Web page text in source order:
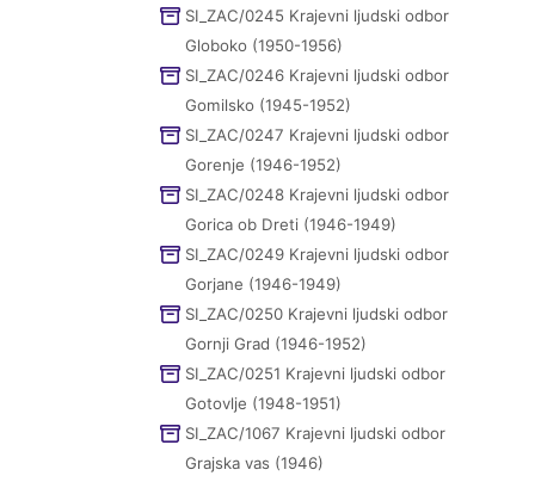
SI_ZAC/0245 Krajevni ljudski odbor
Globoko (1950-1956)
SI_ZAC/0246 Krajevni ljudski odbor
Gomilsko (1945-1952)
SI_ZAC/0247 Krajevni ljudski odbor
Gorenje (1946-1952)
SI_ZAC/0248 Krajevni ljudski odbor
Gorica ob Dreti (1946-1949)
SI_ZAC/0249 Krajevni ljudski odbor
Gorjane (1946-1949)
SI_ZAC/0250 Krajevni ljudski odbor
Gornji Grad (1946-1952)
SI_ZAC/0251 Krajevni ljudski odbor
Gotovlje (1948-1951)
SI_ZAC/1067 Krajevni ljudski odbor
Grajska vas (1946)